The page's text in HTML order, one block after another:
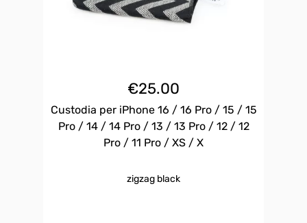
€25.00
Custodia per iPhone 16 / 16 Pro / 15 / 15
Pro / 14 / 14 Pro / 13 / 13 Pro / 12 / 12
Pro / 11 Pro / XS / X
zigzag black